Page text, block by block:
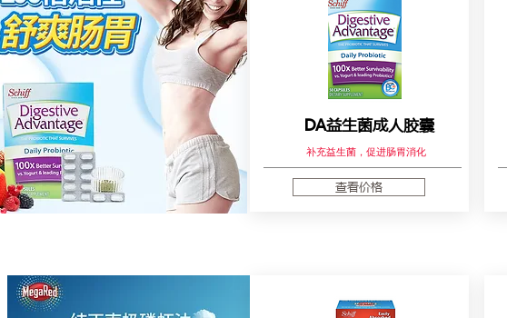
DA益生菌成人胶囊
补充益生菌，促进肠胃消化
查看价格